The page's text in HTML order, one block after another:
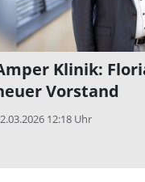
Klinik:
Vorstand
12:18 Uhr